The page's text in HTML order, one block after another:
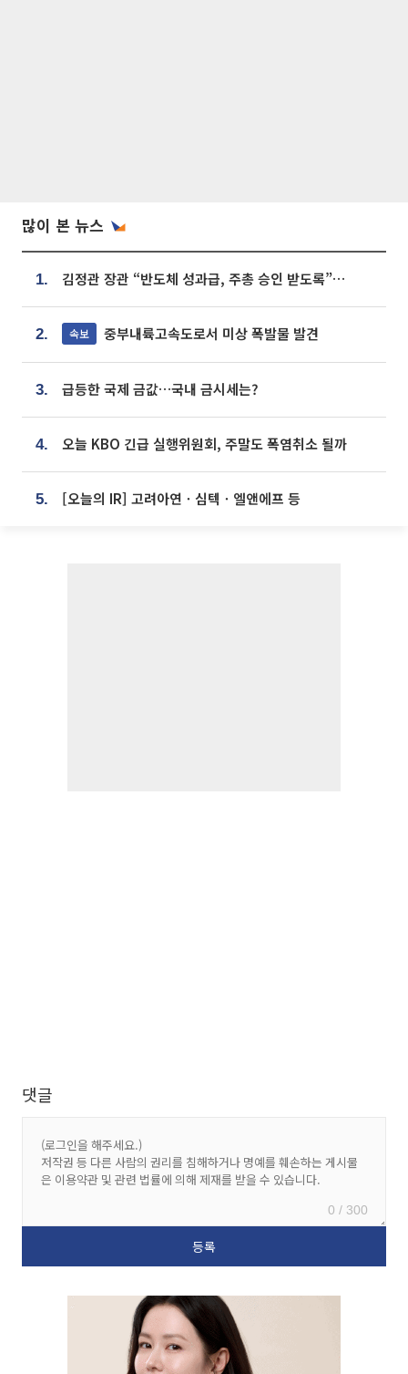
많이 본 뉴스
1. 김정관 장관 “반도체 성과급, 주총 승인 받도록”…상법·자본시장법 개정 시사
2. 속보 중부내륙고속도로서 미상 폭발물 발견
3. 급등한 국제 금값…국내 금시세는?
4. 오늘 KBO 긴급 실행위원회, 주말도 폭염취소 될까
5. [오늘의 IR] 고려아연ㆍ심텍ㆍ엘앤에프 등
댓글
0 / 300